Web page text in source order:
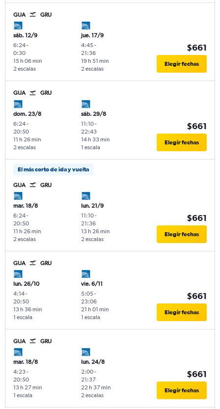
GUA GRU
sáb. 12/9
6:24-
0:30
2 escalas
15 h 06 min
jue. 17/9
4:45-
21:36
2 escalas
19 h 51 min
$661
Elegir fechas
GUA GRU
dom. 23/8
6:24-
20:50
2 escalas
11 h 26 min
sáb. 29/8
11:10-
22:43
1 escala
14 h 33 min
$661
Elegir fechas
El más corto de ida y vuelta
GUA GRU
mar. 18/8
6:24-
20:50
2 escalas
11 h 26 min
lun. 21/9
11:10-
21:36
2 escalas
13 h 26 min
$661
Elegir fechas
GUA GRU
lun. 26/10
4:14-
20:50
1 escala
13 h 36 min
vie. 6/11
5:05-
23:06
1 escala
21 h 01 min
$661
Elegir fechas
GUA GRU
mar. 18/8
4:23-
20:50
1 escala
13 h 27 min
lun. 24/8
2:00-
21:37
2 escalas
22 h 37 min
$661
Elegir fechas